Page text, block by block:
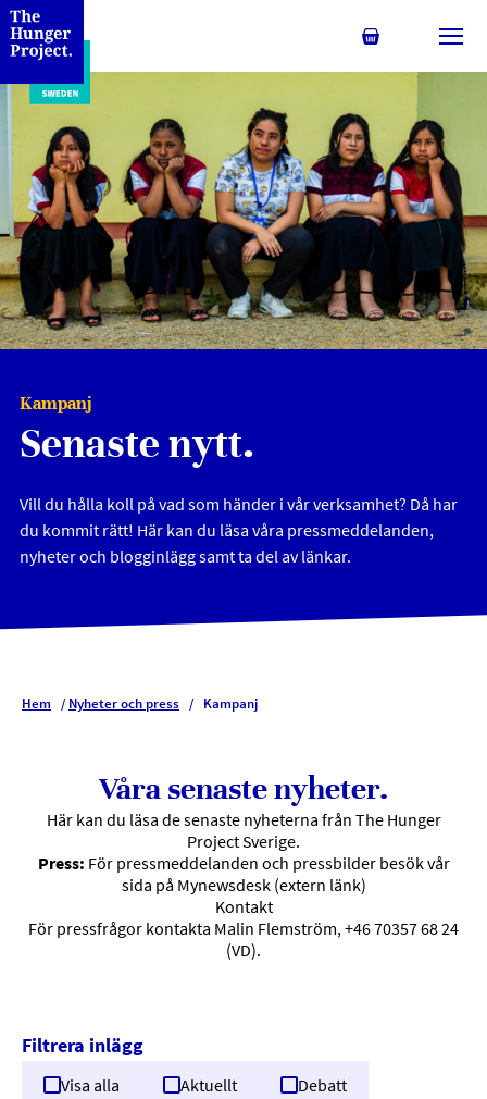
Min
Kampanj
Senaste nytt.
Vill du hålla koll på vad som händer i vår verksamhet? Då har
du kommit rätt! Här kan du läsa våra pressmeddelanden,
nyheter och blogginlägg samt ta del av länkar.
Hem / Nyheter och press / Kampanj
Våra senaste nyheter.
Här kan du läsa de senaste nyheterna från The Hunger
Project Sverige.
Press: För pressmeddelanden och pressbilder besökvår
sida på Mynewsdesk(extern länk)
Kontakt
För pressfrågor kontakta Malin Flemström, +46 70357 68 24
(VD).
Filtrera inlägg
Visa alla Aktuellt Debatt